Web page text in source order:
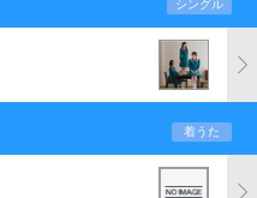
シングル
着うた